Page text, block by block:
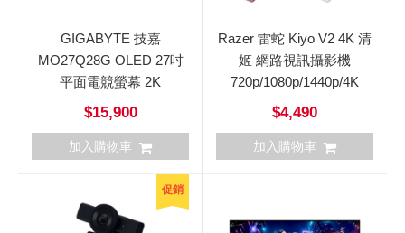
GIGABYTE 技嘉
MO27Q28G OLED 27吋
平面電競螢幕 2K
$15,900
加入購物車
Razer 雷蛇 Kiyo V2 4K 清
姬 網路視訊攝影機
720p/1080p/1440p/4K
$4,490
加入購物車
促銷